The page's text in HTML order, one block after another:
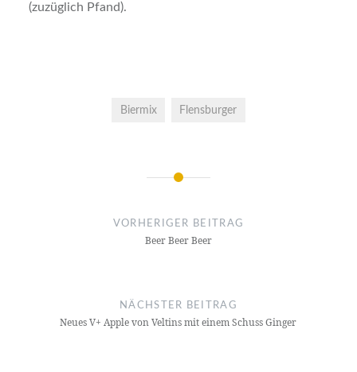
(zuzüglich Pfand).
Biermix Flensburger
NavigationVORHERIGER BEITRAG
Beer Beer Beer
NÄCHSTER BEITRAG
Neues V+ Apple von Veltins mit einem Schuss Ginger